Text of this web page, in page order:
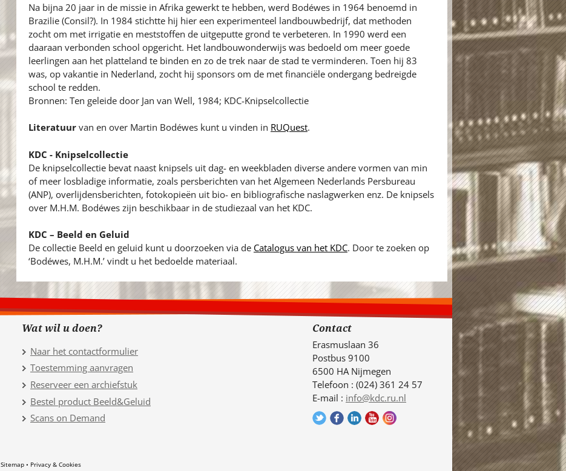
Na bijna 20 jaar in de missie in Afrika gewerkt te hebben, werd Bodéwes in 1964 benoemd in
Brazilie (Consil?). In 1984 stichtte hij hier een experimenteel landbouwbedrijf, dat methoden
zocht om met irrigatie en meststoffen de uitgeputte grond te verbeteren. In 1990 werd een
daaraan verbonden school opgericht. Het landbouwonderwijs was bedoeld om meer goede
leerlingen aan het platteland te binden en zo de trek naar de stad te verminderen. Toen hij 83
was, op vakantie in Nederland, zocht hij sponsors om de met financiële ondergang bedreigde
school te redden.
Bronnen: Ten geleide door Jan van Well, 1984; KDC-Knipselcollectie
Literatuurvan en over Martin Bodéwes kunt u vinden in RUQuest.
KDC - Knipselcollectie
De knipselcollectie bevat naast knipsels uit dag- en weekbladen diverse andere vormen van min
of meer losbladige informatie, zoals persberichten van het Algemeen Nederlands Persbureau
(ANP), overlijdensberichten, fotokopieën uit bio- en bibliografische naslagwerken enz. De knipsels
over M.H.M. Bodéwes zijn beschikbaar in de studiezaal van het KDC.
KDC – Beeld en Geluid
De collectie Beeld en geluid kunt u doorzoeken via de Catalogus van het KDC. Door te zoeken op
‘Bodéwes, M.H.M.’ vindt u het bedoelde materiaal.
Wat wil u doen?
Naar het contactformulier
Toestemming aanvragen
Reserveer een archiefstuk
Bestel product Beeld&Geluid
Scans on Demand
Contact
Erasmuslaan 36
Postbus 9100
6500 HA Nijmegen
Telefoon : (024) 361 24 57
E-mail : info@kdc.ru.nl
Sitemap Privacy & Cookies